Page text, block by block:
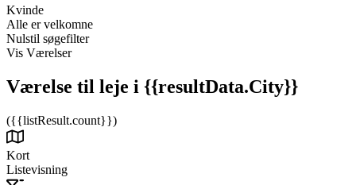
Kvinde
Alle er velkomne
Nulstil søgefilter
Vis Værelser
Værelse til leje i {{resultData.City}}
({{listResult.count}})
Kort
Listevisning